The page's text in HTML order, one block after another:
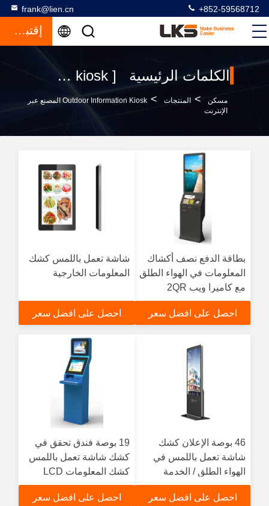
frank@lien.cn +852-59568712
إقتباس
الكلمات الرئيسية [ outdoor information kiosk ] مباراة 120 المنتجات
مسكن > المنتجات >
Outdoor Information Kiosk المصنع عبر
الإنترنت
بطاقة الدفع نصف أكشاك
المعلومات في الهواء الطلق
مع كاميرا ويب 2QR
الباركود الماسح الضوئي
كشك
احصل على افضل سعر
شاشة تعمل باللمس كشك
المعلومات الخارجية
احصل على افضل سعر
46 بوصة الإعلان كشك
شاشة تعمل باللمس في
الهواء الطلق / الخدمة
الذاتية كشك المعلومات
التفاعلية
احصل على افضل سعر
19 بوصة فندق تحقق في
كشك شاشة تعمل باللمس
كشك المعلومات LCD
احصل على افضل سعر